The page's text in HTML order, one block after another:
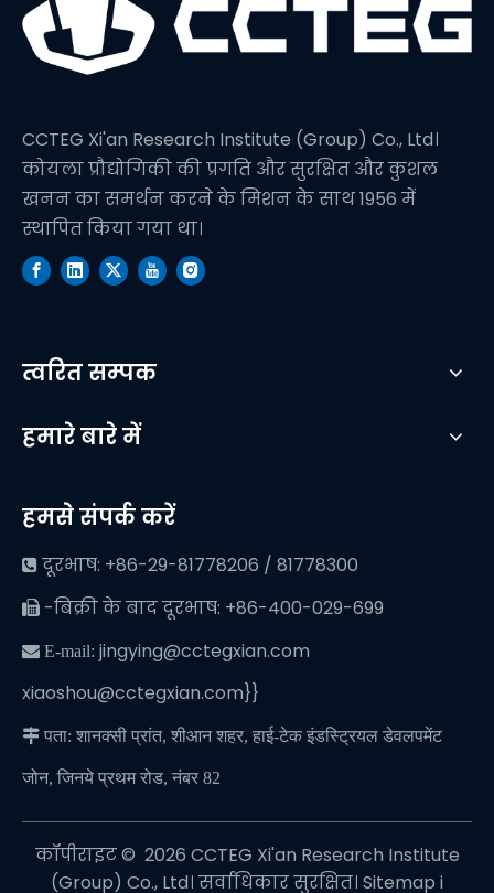
CCTEG Xi'an Research Institute (Group) Co., Ltd।
कोयला प्रौद्योगिकी की प्रगति और सुरक्षित और कुशल
खनन का समर्थन करने के मिशन के साथ 1956 में
स्थापित किया गया था।
त्वरित सम्पक
हमारे बारे में
हमसे संपर्क करें
 दूरभाष: +86-29-81778206 / 81778300
 -बिक्री के बाद दूरभाष: +86-400-029-699
 E-mail: jingying@cctegxian.com
xiaoshou@cctegxian.com}}
 पता: शानक्सी प्रांत, शीआन शहर, हाई-टेक इंडस्ट्रियल डेवलपमेंट
जोन, जिनये प्रथम रोड, नंबर 82
कॉपीराइट © ️ 2026 CCTEG Xi'an Research Institute
(Group) Co., Ltd। सर्वाधिकार सुरक्षित। Sitemap i